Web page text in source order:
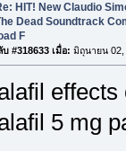
HIT! New Claudio
Dead Soundtrack
F
#318633 เมื่อ: มิถุนายน 02,
5 mg